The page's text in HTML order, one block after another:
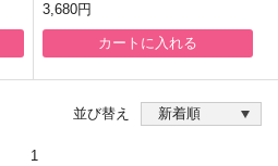
ック
3,680円
カートに入れる
1
並び替え